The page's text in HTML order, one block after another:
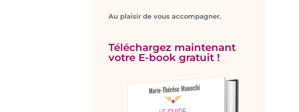
Au plaisir de vous accompagner.
Téléchargez maintenant
votre E-book gratuit !